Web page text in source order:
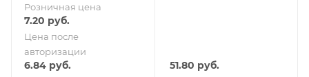
Розничная цена
7.20 руб.
Цена после
авторизации
6.84 руб. 51.80 руб.